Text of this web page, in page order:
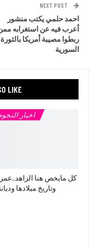
NEXT POST
احمد حلمي يكتب منشور
أعرب فيه عن استغرابه
ربطوا مصيبة أمريكا بالثورة
السورية
LIKE
اخبار
كل مايخص هنا
وتاريخ ميلادها